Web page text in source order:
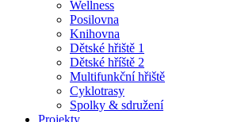
Wellness
Posilovna
Knihovna
Dětské hřiště 1
Dětské hříště 2
Multifunkční hřiště
Cyklotrasy
Spolky & sdružení
Projekty